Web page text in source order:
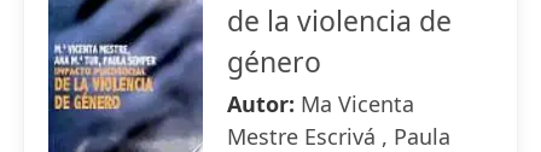
de la violencia de
género
Autor: Ma Vicenta
Mestre Escrivá , Paula